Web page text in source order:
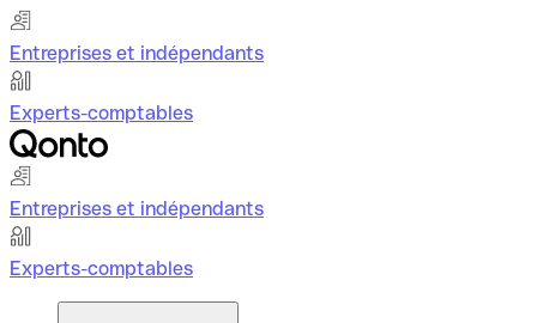
Entreprises et indépendants
Experts-comptables
Entreprises et indépendants
Experts-comptables